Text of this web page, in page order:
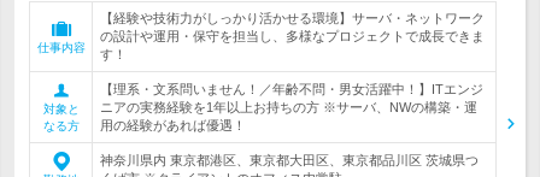
仕事内容
【経験や技術力がしっかり活かせる環境】サーバ・ネットワーク
の設計や運用・保守を担当し、多様なプロジェクトで成長できま
す！
対象と
なる方
【理系・文系問いません！／年齢不問・男女活躍中！】ITエンジ
ニアの実務経験を1年以上お持ちの方 ※サーバ、NWの構築・運
用の経験があれば優遇！
神奈川県内 東京都港区、東京都大田区、東京都品川区 茨城県つ